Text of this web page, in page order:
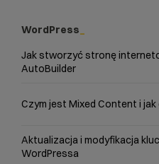
WordPress
Jak stworzyć stronę
AutoBuilder
Czym jest Mixed Content i
Aktualizacja i modyfikacja
WordPressa